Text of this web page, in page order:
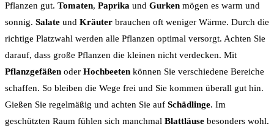
Pflanzen gut. Tomaten, Paprika und Gurken mögen es warm und
sonnig. Salate und Kräuter brauchen oft weniger Wärme. Durch die
richtige Platzwahl werden alle Pflanzen optimal versorgt. Achten Sie
darauf, dass große Pflanzen die kleinen nicht verdecken. Mit
Pflanzgefäßen oder Hochbeeten können Sie verschiedene Bereiche
schaffen. So bleiben die Wege frei und Sie kommen überall gut hin.
Gießen Sie regelmäßig und achten Sie auf Schädlinge. Im
geschützten Raum fühlen sich manchmal Blattläuse besonders wohl.